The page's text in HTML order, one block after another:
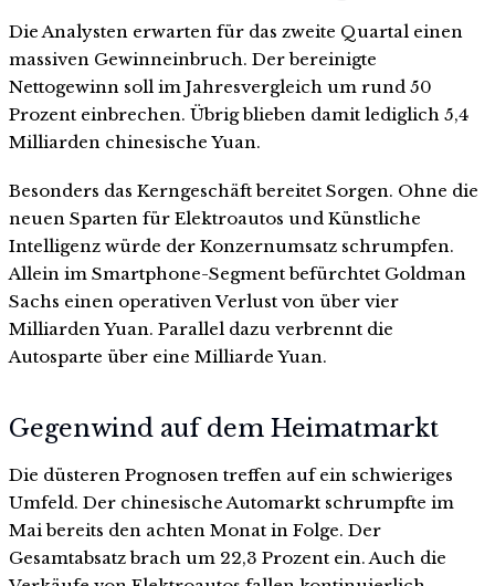
Die Analysten erwarten für das zweite Quartal einen
massiven Gewinneinbruch. Der bereinigte
Nettogewinn soll im Jahresvergleich um rund 50
Prozent einbrechen. Übrig blieben damit lediglich 5,4
Milliarden chinesische Yuan.
Besonders das Kerngeschäft bereitet Sorgen. Ohne die
neuen Sparten für Elektroautos und Künstliche
Intelligenz würde der Konzernumsatz schrumpfen.
Allein im Smartphone-Segment befürchtet Goldman
Sachs einen operativen Verlust von über vier
Milliarden Yuan. Parallel dazu verbrennt die
Autosparte über eine Milliarde Yuan.
Gegenwind auf dem Heimatmarkt
Die düsteren Prognosen treffen auf ein schwieriges
Umfeld. Der chinesische Automarkt schrumpfte im
Mai bereits den achten Monat in Folge. Der
Gesamtabsatz brach um 22,3 Prozent ein. Auch die